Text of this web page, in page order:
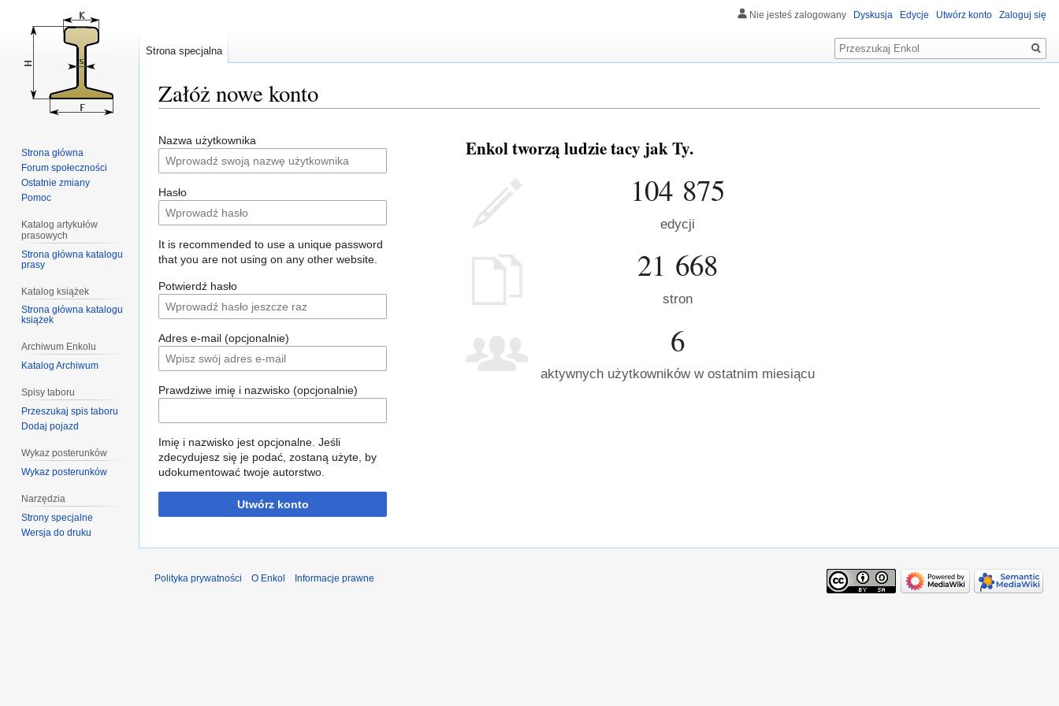
Załóż nowe konto
do
nawigacji
do
wyszukiwania
Nazwa użytkownika
Hasło
It is recommended to use a unique password
that you are not using on any other website.
Potwierdź hasło
Adres e-mail (opcjonalnie)
Prawdziwe imię i nazwisko (opcjonalnie)
Imię i nazwisko jest opcjonalne. Jeśli
zdecydujesz się je podać, zostaną użyte, by
udokumentować twoje autorstwo.
Utwórz konto
Enkol tworzą ludzie tacy jak Ty.
104 875
edycji
21 668
stron
6
aktywnych użytkowników w ostatnim miesiącu
Nie jesteś zalogowany Dyskusja Edycje Utwórz konto Zaloguj się
Strona specjalna
Szukaj
Strona główna
Forum społeczności
Ostatnie zmiany
Pomoc
Katalog artykułów
prasowych
Strona główna katalogu
prasy
Katalog książek
Strona główna katalogu
książek
Archiwum Enkolu
Katalog Archiwum
Spisy taboru
Przeszukaj spis taboru
Dodaj pojazd
Wykaz posterunków
Wykaz posterunków
Narzędzia
Strony specjalne
Wersja do druku
Polityka prywatności O Enkol Informacje prawne